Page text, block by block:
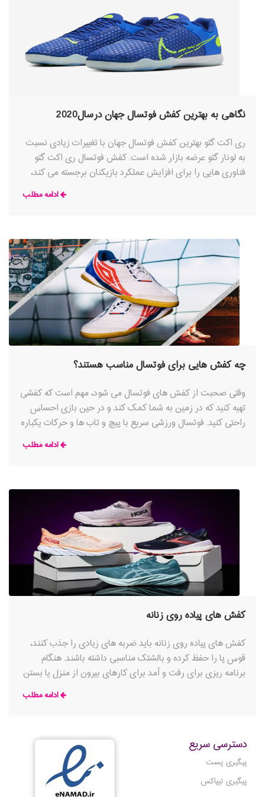
نگاهی به بهترین کفش فوتسال جهان درسال2020
ری اکت گتو بهترین کفش فوتسال جهان با تغییرات زیادی نسبت
به لونار گتو عرضه بازار شده است. کفش فوتسال ری اکت گتو
فناوری هایی را برای افزایش عملکرد بازیکنان برجسته می کند،
طراحی این کفش با مطالعات آزمایشگاه تحقیقاتی ورزشی نایک
ادامه مطلب
چه کفش هایی برای فوتسال مناسب هستند؟
وقتی صحبت از کفش های فوتسال می شود، مهم است که کفشی
تهیه کنید که در زمین به شما کمک کند و در حین بازی احساس
راحتی کنید. فوتسال ورزشی سریع با پیچ و تاب ها و حرکات یکباره
و حتی مهارت ها و تکنیک های زیرکانه است که باید به آنها مسلط
باشید؛ اینها را می توان با تهیه کفش مناسبی که نه تنها برای شما
ادامه مطلب
کفش های پیاده روی زنانه
کفش های پیاده روی زنانه باید ضربه های زیادی را جذب کنند،
قوس پا را حفظ کرده و بالشتک مناسبی داشته باشند. هنگام
برنامه ریزی برای رفت و آمد برای کارهای بیرون از منزل یا بستن
چمدان برای سفر، کفش های پیاده روی باید واقعاً کفش انتخابی
ادامه مطلب
دسترسی سریع
پیگیری پست
پیگیری تیپاکس